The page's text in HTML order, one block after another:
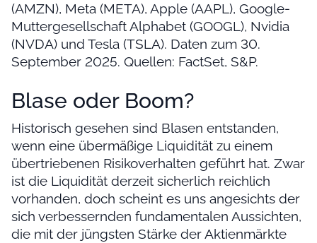
(AMZN), Meta (META), Apple (AAPL), Google-
Muttergesellschaft Alphabet (GOOGL), Nvidia
(NVDA) und Tesla (TSLA). Daten zum 30.
September 2025. Quellen: FactSet, S&P.
Blase oder Boom?
Historisch gesehen sind Blasen entstanden,
wenn eine übermäßige Liquidität zu einem
übertriebenen Risikoverhalten geführt hat. Zwar
ist die Liquidität derzeit sicherlich reichlich
vorhanden, doch scheint es uns angesichts der
sich verbessernden fundamentalen Aussichten,
die mit der jüngsten Stärke der Aktienmärkte